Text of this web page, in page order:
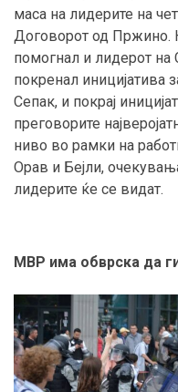
маса на лидерите на
Договорот од Пржино.
помогнал и лидерот
покренал иницијатива
Сепак, и покрај
преговорите
ниво во рамки на
Орав и Бејли,
лидерите ќе се видат.
МВР има обврска да